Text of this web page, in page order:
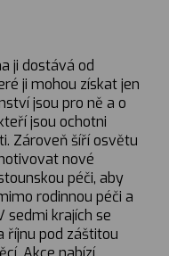
ji dostává od
ji mohou získat jen
jsou pro ně a o
jsou ochotni
Zároveň šíří osvětu
nové
péči, aby
rodinnou péči a
sedmi krajích se
říjnu pod záštitou